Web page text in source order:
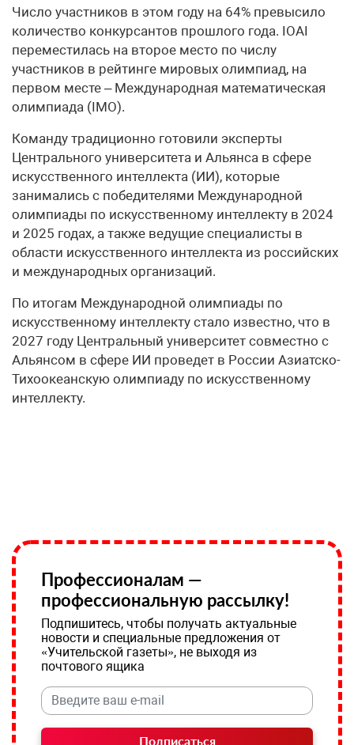
Число участников в этом году на 64% превысило
количество конкурсантов прошлого года. IOAI
переместилась на второе место по числу
участников в рейтинге мировых олимпиад, на
первом месте – Международная математическая
олимпиада (IMO).
Команду традиционно готовили эксперты
Центрального университета и Альянса в сфере
искусственного интеллекта (ИИ), которые
занимались с победителями Международной
олимпиады по искусственному интеллекту в 2024
и 2025 годах, а также ведущие специалисты в
области искусственного интеллекта из российских
и международных организаций.
По итогам Международной олимпиады по
искусственному интеллекту стало известно, что в
2027 году Центральный университет совместно с
Альянсом в сфере ИИ проведет в России Азиатско-
Тихоокеанскую олимпиаду по искусственному
интеллекту.
Профессионалам —
профессиональную рассылку!
Подпишитесь, чтобы получать актуальные
новости и специальные предложения от
«Учительской газеты», не выходя из
почтового ящика
Подписаться